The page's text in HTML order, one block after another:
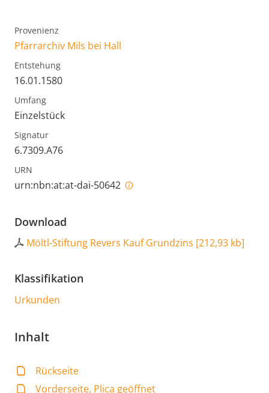
Provenienz
Pfarrarchiv Mils bei Hall
Entstehung
16.01.1580
Umfang
Einzelstück
Signatur
6.7309.A76
URN
urn:nbn:at:at-dai-50642
Download
Möltl-Stiftung Revers Kauf Grundzins [212,93 kb]
Klassifikation
Urkunden
Inhalt
Rückseite
Vorderseite, Plica geöffnet